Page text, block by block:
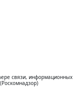
связи, информационных